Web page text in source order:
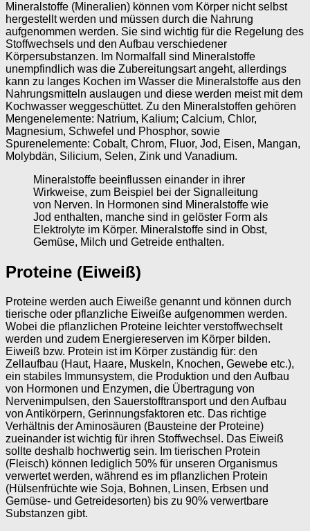
Mineralstoffe (Mineralien) können vom Körper nicht selbst
hergestellt werden und müssen durch die Nahrung
aufgenommen werden. Sie sind wichtig für die Regelung des
Stoffwechsels und den Aufbau verschiedener
Körpersubstanzen. Im Normalfall sind Mineralstoffe
unempfindlich was die Zubereitungsart angeht, allerdings
kann zu langes Kochen im Wasser die Mineralstoffe aus den
Nahrungsmitteln auslaugen und diese werden meist mit dem
Kochwasser weggeschüttet. Zu den Mineralstoffen gehören
Mengenelemente: Natrium, Kalium; Calcium, Chlor,
Magnesium, Schwefel und Phosphor, sowie
Spurenelemente: Cobalt, Chrom, Fluor, Jod, Eisen, Mangan,
Molybdän, Silicium, Selen, Zink und Vanadium.
Mineralstoffe beeinflussen einander in ihrer
Wirkweise, zum Beispiel bei der Signalleitung
von Nerven. In Hormonen sind Mineralstoffe wie
Jod enthalten, manche sind in gelöster Form als
Elektrolyte im Körper. Mineralstoffe sind in Obst,
Gemüse, Milch und Getreide enthalten.
Proteine (Eiweiß)
Proteine werden auch Eiweiße genannt und können durch
tierische oder pflanzliche Eiweiße aufgenommen werden.
Wobei die pflanzlichen Proteine leichter verstoffwechselt
werden und zudem Energiereserven im Körper bilden.
Eiweiß bzw. Protein ist im Körper zuständig für: den
Zellaufbau (Haut, Haare, Muskeln, Knochen, Gewebe etc.),
ein stabiles Immunsystem, die Produktion und den Aufbau
von Hormonen und Enzymen, die Übertragung von
Nervenimpulsen, den Sauerstofftransport und den Aufbau
von Antikörpern, Gerinnungsfaktoren etc. Das richtige
Verhältnis der Aminosäuren (Bausteine der Proteine)
zueinander ist wichtig für ihren Stoffwechsel. Das Eiweiß
sollte deshalb hochwertig sein. Im tierischen Protein
(Fleisch) können lediglich 50% für unseren Organismus
verwertet werden, während es im pflanzlichen Protein
(Hülsenfrüchte wie Soja, Bohnen, Linsen, Erbsen und
Gemüse- und Getreidesorten) bis zu 90% verwertbare
Substanzen gibt.